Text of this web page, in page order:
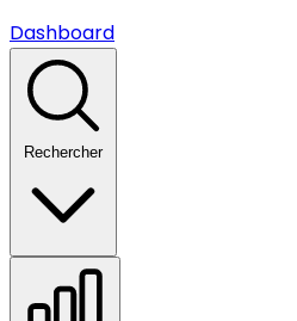
Dashboard
Rechercher